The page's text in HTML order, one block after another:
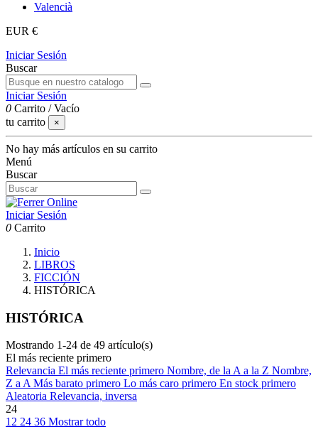
Valencià
EUR €
Iniciar Sesión
Buscar
Iniciar Sesión
0 Carrito /Vacío
tu carrito
×
No hay más artículos en su carrito
Menú
Buscar
Iniciar Sesión
0 Carrito
Inicio
LIBROS
FICCIÓN
HISTÓRICA
HISTÓRICA
Mostrando 1-24 de 49 artículo(s)
El más reciente primero
Relevancia El más reciente primero Nombre, de la A a la Z Nombre,
Z a AMás barato primero Lo más caro primero En stock primero
Aleatoria Relevancia, inversa
24
12 24 36 Mostrar todo